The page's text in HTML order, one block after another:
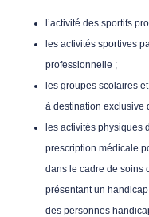
l’activité des sportifs
les activités sportives
professionnelle ;
les groupes scolaires
à destination exclusive
les activités physiques
prescription médicale
dans le cadre de soins
présentant un
des personnes